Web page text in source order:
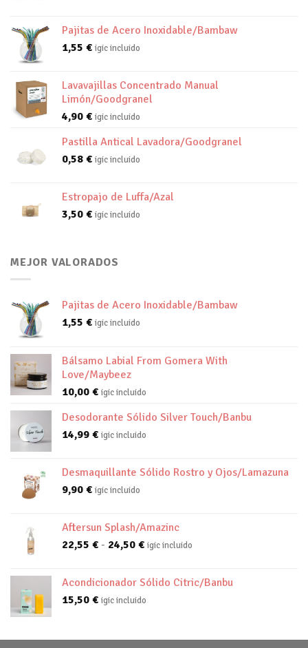
Pajitas de Acero Inoxidable/Bambaw
1,55 € igic incluido
Lavavajillas Concentrado Manual
Limón/Goodgranel
4,90 € igic incluido
Pastilla Antical Lavadora/Goodgranel
0,58 € igic incluido
Estropajo de Luffa/Azal
3,50 € igic incluido
MEJOR VALORADOS
Pajitas de Acero Inoxidable/Bambaw
1,55 € igic incluido
Bálsamo Labial From Gomera With
Love/Maybeez
10,00 € igic incluido
Desodorante Sólido Silver Touch/Banbu
14,99 € igic incluido
Desmaquillante Sólido Rostro y Ojos/Lamazuna
9,90 € igic incluido
Aftersun Splash/Amazinc
22,55 € - 24,50 €Rango
desde
22,55 €
igic incluido
Acondicionador Sólido Citric/Banbu
15,50 € igic incluido